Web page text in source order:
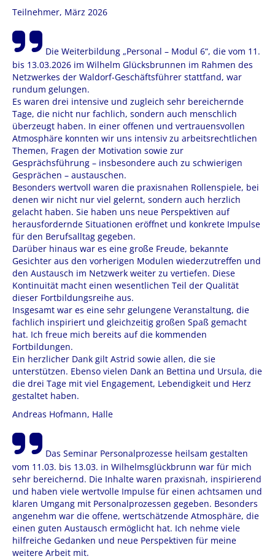
Teilnehmer, März 2026
Die Weiterbildung „Personal – Modul 6“, die vom 11.
bis 13.03.2026 im Wilhelm Glücksbrunnen im Rahmen des
Netzwerkes der Waldorf-Geschäftsführer stattfand, war
rundum gelungen.
Es waren drei intensive und zugleich sehr bereichernde
Tage, die nicht nur fachlich, sondern auch menschlich
überzeugt haben. In einer offenen und vertrauensvollen
Atmosphäre konnten wir uns intensiv zu arbeitsrechtlichen
Themen, Fragen der Motivation sowie zur
Gesprächsführung – insbesondere auch zu schwierigen
Gesprächen – austauschen.
Besonders wertvoll waren die praxisnahen Rollenspiele, bei
denen wir nicht nur viel gelernt, sondern auch herzlich
gelacht haben. Sie haben uns neue Perspektiven auf
herausfordernde Situationen eröffnet und konkrete Impulse
für den Berufsalltag gegeben.
Darüber hinaus war es eine große Freude, bekannte
Gesichter aus den vorherigen Modulen wiederzutreffen und
den Austausch im Netzwerk weiter zu vertiefen. Diese
Kontinuität macht einen wesentlichen Teil der Qualität
dieser Fortbildungsreihe aus.
Insgesamt war es eine sehr gelungene Veranstaltung, die
fachlich inspiriert und gleichzeitig großen Spaß gemacht
hat. Ich freue mich bereits auf die kommenden
Fortbildungen.
Ein herzlicher Dank gilt Astrid sowie allen, die sie
unterstützen. Ebenso vielen Dank an Bettina und Ursula, die
die drei Tage mit viel Engagement, Lebendigkeit und Herz
gestaltet haben.
Andreas Hofmann, Halle
Das Seminar Personalprozesse heilsam gestalten
vom 11.03. bis 13.03. in Wilhelmsglückbrunn war für mich
sehr bereichernd. Die Inhalte waren praxisnah, inspirierend
und haben viele wertvolle Impulse für einen achtsamen und
klaren Umgang mit Personalprozessen gegeben. Besonders
angenehm war die offene, wertschätzende Atmosphäre, die
einen guten Austausch ermöglicht hat. Ich nehme viele
hilfreiche Gedanken und neue Perspektiven für meine
weitere Arbeit mit.